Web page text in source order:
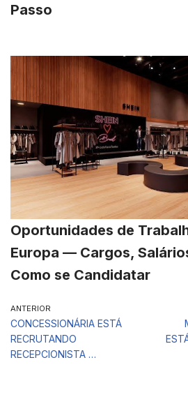
Passo
Oportunidades de
Europa — Cargos,
Como se Candidatar
ANTERIOR
CONCESSIONÁRIA ESTÁ
RECRUTANDO
RECEPCIONISTA …